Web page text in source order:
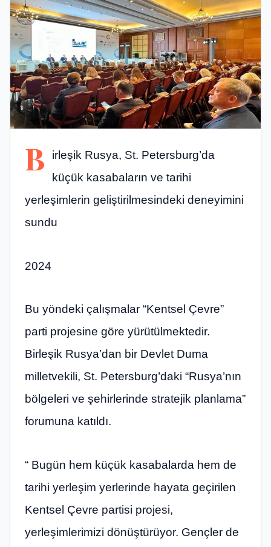
B
irleşik Rusya, St. Petersburg’da
küçük kasabaların ve tarihi
yerleşimlerin geliştirilmesindeki deneyimini
sundu
2024
Bu yöndeki çalışmalar “Kentsel Çevre”
parti projesine göre yürütülmektedir.
Birleşik Rusya’dan bir Devlet Duma
milletvekili, St. Petersburg’daki “Rusya’nın
bölgeleri ve şehirlerinde stratejik planlama”
forumuna katıldı.
“ Bugün hem küçük kasabalarda hem de
tarihi yerleşim yerlerinde hayata geçirilen
Kentsel Çevre partisi projesi,
yerleşimlerimizi dönüştürüyor. Gençler de